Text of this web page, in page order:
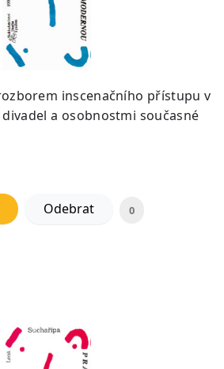
inscenačního přístupu v
a osobnostmi současné
Odebrat 0